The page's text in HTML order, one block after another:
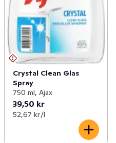
Crystal Clean Glas
Spray
750 ml, Ajax
39,50 kr
52,67 kr /l